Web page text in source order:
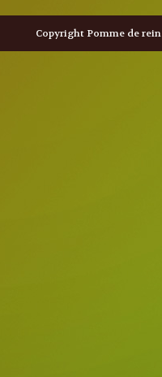
Copyright Pomme de